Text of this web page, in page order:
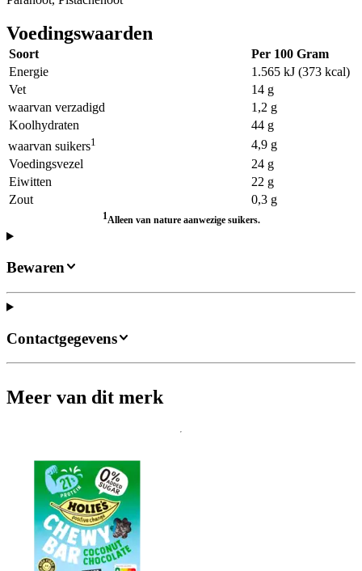
Voedingswaarden
Soort
Per 100 Gram
Energie
1.565 kJ (373 kcal)
Vet
14 g
waarvan verzadigd
1,2 g
Koolhydraten
44 g
waarvan suikers1
4,9 g
Voedingsvezel
24 g
Eiwitten
22 g
Zout
0,3 g
1Alleen van nature aanwezige suikers.
Bewaren
Contactgegevens
Meer van dit merk